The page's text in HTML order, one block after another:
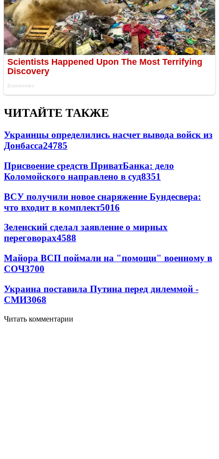
ЧИТАЙТЕ ТАКЖЕ
Украинцы определились насчет вывода войск из
Донбасса24785
Присвоение средств ПриватБанка: дело
Коломойского направлено в суд8351
ВСУ получили новое снаряжение Бундесвера:
что входит в комплект5016
Зеленский сделал заявление о мирных
переговорах4588
Майора ВСП поймали на "помощи" военному в
СОЧ3700
Украина поставила Путина перед дилеммой -
СМИ3068
Читать комментарии